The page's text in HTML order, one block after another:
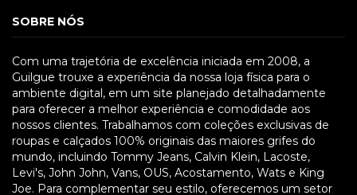
SOBRE NÓS
Com uma trajetória de excelência iniciada em 2008, a
Guilgue trouxe a experiência da nossa loja física para o
ambiente digital, em um site planejado detalhadamente
para oferecer a melhor experiência e comodidade aos
nossos clientes. Trabalhamos com coleções exclusivas de
roupas e calçados 100% originais das maiores grifes do
mundo, incluindo Tommy Jeans, Calvin Klein, Lacoste,
Levi's, John John, Vans, OUS, Acostamento, Wats e King
Joe. Para complementar seu estilo, oferecemos um setor